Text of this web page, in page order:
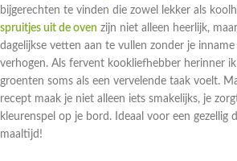
bijgerechten te vinden die zowel lekker als
spruitjes uit de oven zijn niet alleen heerlijk,
dagelijkse vetten aan te vullen zonder je
verhogen. Als fervent kookliefhebber herinner
groenten soms als een vervelende taak voelt.
recept maak je niet alleen iets smakelijks, je
kleurenspel op je bord. Ideaal voor een gezellig
maaltijd!